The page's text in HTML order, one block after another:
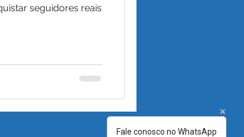
seguidores reais
Fale conosco no WhatsApp